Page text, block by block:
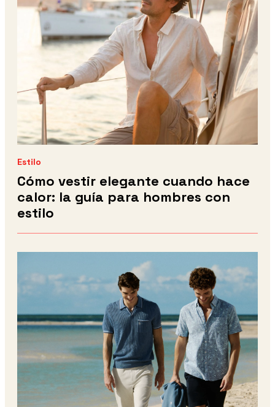
Estilo
Cómo vestir elegante cuando hace
calor: la guía para hombres con
estilo